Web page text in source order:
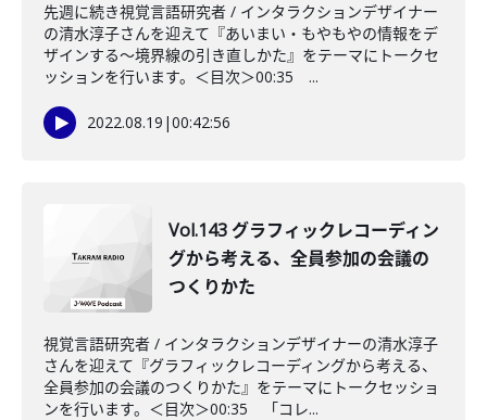
先週に続き視覚言語研究者 / インタラクションデザイナー
の清水淳子さんを迎えて『あいまい・もやもやの情報をデ
ザインする～境界線の引き直しかた』をテーマにトークセ
ッションを行います。＜目次＞00:35 ...
2022.08.19 |00:42:56
Vol.143 グラフィックレコーディン
グから考える、全員参加の会議の
つくりかた
視覚言語研究者 / インタラクションデザイナーの清水淳子
さんを迎えて『グラフィックレコーディングから考える、
全員参加の会議のつくりかた』をテーマにトークセッショ
ンを行います。＜目次＞00:35 「コレ...